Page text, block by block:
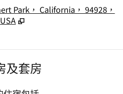
Park， California， 94928，
USA
及套房